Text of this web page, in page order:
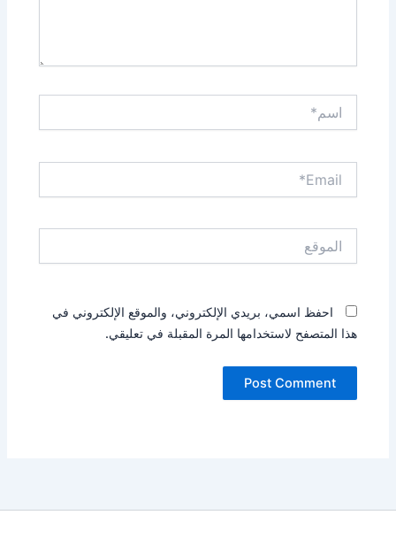
احفظ اسمي، بريدي الإلكتروني، والموقع الإلكتروني في
هذا المتصفح لاستخدامها المرة المقبلة في تعليقي.